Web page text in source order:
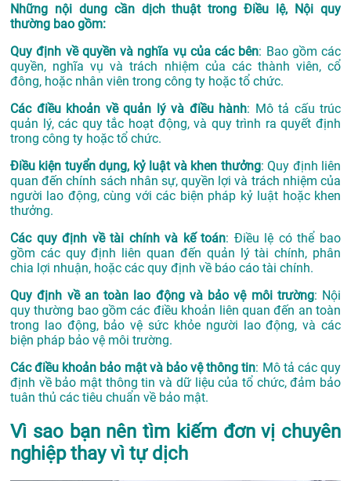
Những nội dung cần dịch thuật trong Điều lệ, Nội quy
thường bao gồm:
Quy định về quyền và nghĩa vụ của các bên: Bao gồm các
quyền, nghĩa vụ và trách nhiệm của các thành viên, cổ
đông, hoặc nhân viên trong công ty hoặc tổ chức.
Các điều khoản về quản lý và điều hành: Mô tả cấu trúc
quản lý, các quy tắc hoạt động, và quy trình ra quyết định
trong công ty hoặc tổ chức.
Điều kiện tuyển dụng, kỷ luật và khen thưởng: Quy định liên
quan đến chính sách nhân sự, quyền lợi và trách nhiệm của
người lao động, cùng với các biện pháp kỷ luật hoặc khen
thưởng.
Các quy định về tài chính và kế toán: Điều lệ có thể bao
gồm các quy định liên quan đến quản lý tài chính, phân
chia lợi nhuận, hoặc các quy định về báo cáo tài chính.
Quy định về an toàn lao động và bảo vệ môi trường: Nội
quy thường bao gồm các điều khoản liên quan đến an toàn
trong lao động, bảo vệ sức khỏe người lao động, và các
biện pháp bảo vệ môi trường.
Các điều khoản bảo mật và bảo vệ thông tin: Mô tả các quy
định về bảo mật thông tin và dữ liệu của tổ chức, đảm bảo
tuân thủ các tiêu chuẩn về bảo mật.
Vì sao bạn nên tìm kiếm đơn vị chuyên
nghiệp thay vì tự dịch